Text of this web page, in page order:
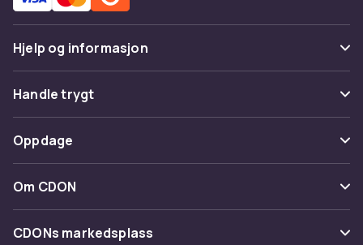
Hjelp og informasjon
Vanlige spørsmål
Spor pakke
Angre & returner her
Kontakt oss
Handle trygt
Betaling
Levering
Tilbakekallinger
Oppdage
Kategorier
Varemerker
Om CDON
Om oss
CDONs markedsplass